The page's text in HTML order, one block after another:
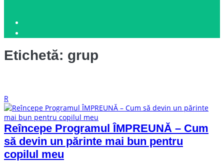
Etichetă: grup
R
Reîncepe Programul ÎMPREUNĂ – Cum
să devin un părinte mai bun pentru
copilul meu